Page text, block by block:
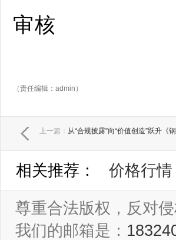
审核
（责任编辑：admin）
上一篇： 从“合规披露”向“价值创造”跃升
相关推荐： 价格行情
尊重合法版权，反对
我们的邮箱是：